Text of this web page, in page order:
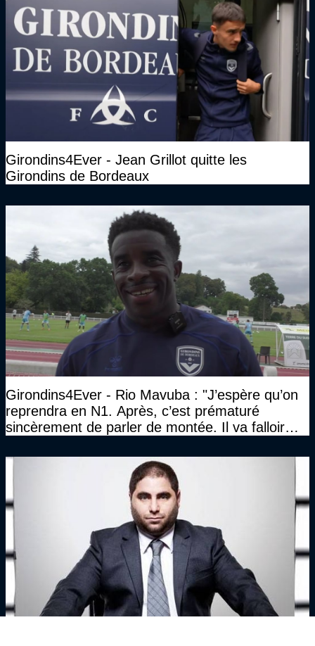
Girondins4Ever - Jean Grillot quitte les
Girondins de Bordeaux
Girondins4Ever - Rio Mavuba : "J’espère qu’on
reprendra en N1. Après, c’est prématuré
sincèrement de parler de montée. Il va falloir